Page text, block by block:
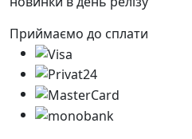
Приймаємо до сплати